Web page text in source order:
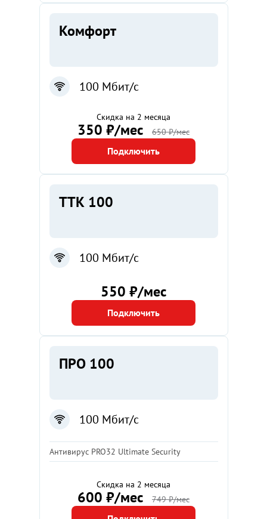
Комфорт
100 Мбит/с
Скидка на 2 месяца
350 ₽/мес 650 ₽/мес
Подключить
ТТК 100
100 Мбит/с
550 ₽/мес
Подключить
ПРО 100
100 Мбит/с
Антивирус PRO32 Ultimate Security
Скидка на 2 месяца
600 ₽/мес 749 ₽/мес